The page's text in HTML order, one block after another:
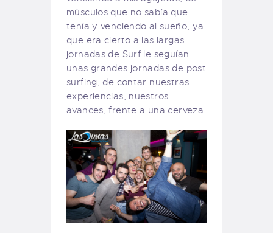
músculos que no sabía que
tenía y venciendo al sueño, ya
que era cierto a las largas
jornadas de Surf le seguían
unas grandes jornadas de post
surfing, de contar nuestras
experiencias, nuestros
avances, frente a una cerveza.